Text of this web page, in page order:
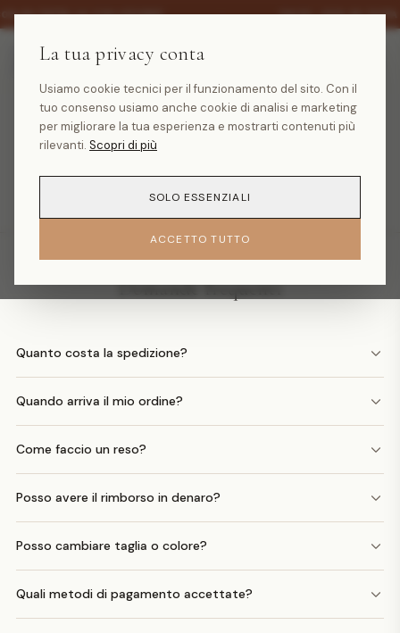
SU TUTTA LA COLLEZIONE · SALDI -30% SU
Prodotto non trovato
Domande frequenti
Quanto costa la spedizione?
Quando arriva il mio ordine?
Come faccio un reso?
Posso avere il rimborso in denaro?
Posso cambiare taglia o colore?
Quali metodi di pagamento accettate?
La tua privacy conta
Usiamo cookie tecnici per il funzionamento del sito. Con il
tuo consenso usiamo anche cookie di analisi e marketing
per migliorare la tua esperienza e mostrarti contenuti più
rilevanti. Scopri di più
SOLO ESSENZIALI
ACCETTO TUTTO